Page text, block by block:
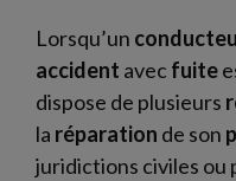
Lorsqu’un
accident avec fuite
dispose de plusieurs
la réparation de son
juridictions civiles ou